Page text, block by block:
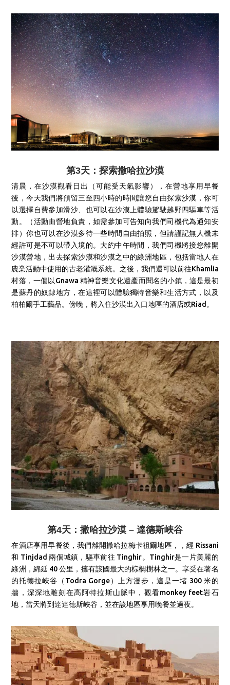
第3天：探索撒哈拉沙漠
清晨，在沙漠觀看日出（可能受天氣影響），在營地享用早餐
後，今天我們將預留三至四小時的時間讓您自由探索沙漠，你可
以選擇自費參加滑沙、也可以在沙漠上體驗駕駛越野四驅車等活
動。（活動由營地負責，如需參加可告知向我們司機代為通知安
排）你也可以在沙漠多待一些時間自由拍照，但請謹記無人機未
經許可是不可以帶入境的。大約中午時間，我們司機將接您離開
沙漠營地，出去探索沙漠和沙漠之中的綠洲地區，包括當地人在
農業活動中使用的古老灌溉系統。之後， 我們還可以前往Khamlia
村落﹐一個以Gnawa 精神音樂文化遺產而聞名的小鎮，這是最初
是蘇丹的奴隸地方，在這裡可以體驗獨特音樂和生活方式，以及
柏柏爾手工藝品。傍晚，將入住沙漠出入口地區的酒店或Riad。
第4天：撒哈拉沙漠 – 達德斯峽谷
在酒店享用早餐後，我們離開撒哈拉梅卡祖爾地區，，經 Rissani
和 Tinjdad 兩個城鎮，驅車前往 Tinghir。Tinghir是一片美麗的
綠洲，綿延 40 公里，擁有該國最大的棕櫚樹林之一。享受在著名
的托德拉峽谷（Todra Gorge）上方漫步，這是一堵 300 米的
牆，深深地雕刻在高阿特拉斯山脈中，觀看monkey feet岩石
地，當天將到達達德斯峽谷，並在該地區享用晚餐並過夜。